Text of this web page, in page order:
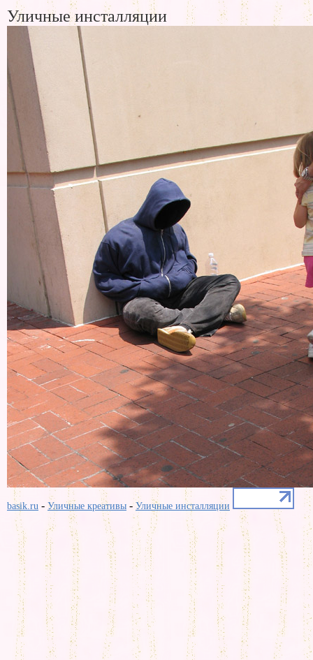
Уличные инсталляции
basik.ru - Уличные креативы -Уличные инсталляции